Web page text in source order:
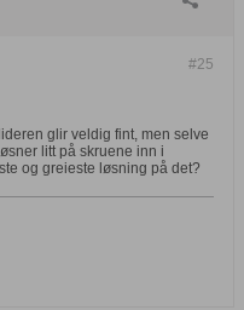
#25
glir veldig fint, men selve
litt på skruene inn i
og greieste løsning på det?